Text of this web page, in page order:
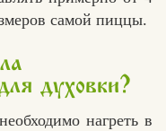
самой пиццы.
духовки?
нагреть в